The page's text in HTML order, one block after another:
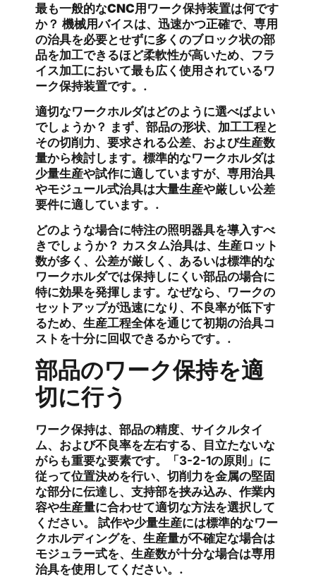
最も一般的なCNC用ワーク保持装置は何です
か？ 機械用バイスは、迅速かつ正確で、専用
の治具を必要とせずに多くのブロック状の部
品を加工できるほど柔軟性が高いため、フラ
イス加工において最も広く使用されているワ
ーク保持装置です。.
適切なワークホルダはどのように選べばよい
でしょうか？ まず、部品の形状、加工工程と
その切削力、要求される公差、および生産数
量から検討します。標準的なワークホルダは
少量生産や試作に適していますが、専用治具
やモジュール式治具は大量生産や厳しい公差
要件に適しています。.
どのような場合に特注の照明器具を導入すべ
きでしょうか？ カスタム治具は、生産ロット
数が多く、公差が厳しく、あるいは標準的な
ワークホルダでは保持しにくい部品の場合に
特に効果を発揮します。なぜなら、ワークの
セットアップが迅速になり、不良率が低下す
るため、生産工程全体を通じて初期の治具コ
ストを十分に回収できるからです。.
部品のワーク保持を適
切に行う
ワーク保持は、部品の精度、サイクルタイ
ム、および不良率を左右する、目立たないな
がらも重要な要素です。「3-2-1の原則」に
従って位置決めを行い、切削力を金属の堅固
な部分に伝達し、支持部を挟み込み、作業内
容や生産量に合わせて適切な方法を選択して
ください。 試作や少量生産には標準的なワー
クホルディングを、生産量が不確定な場合は
モジュラー式を、生産数が十分な場合は専用
治具を使用してください。.